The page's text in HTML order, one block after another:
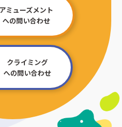
アミューズメント
への問い合わせ
クライミング
への問い合わせ